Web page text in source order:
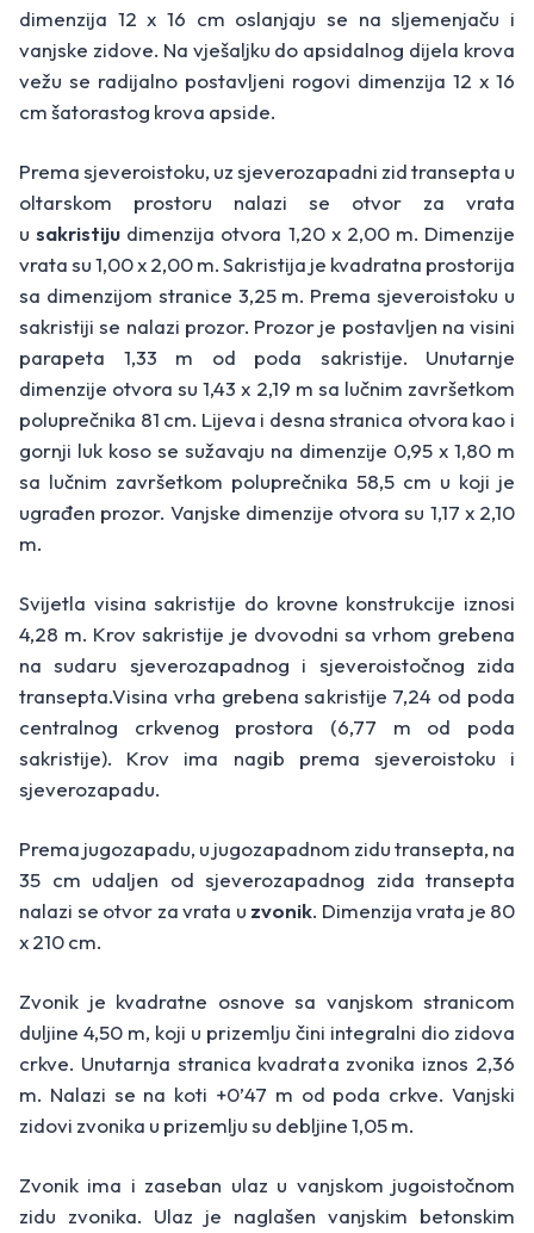
dimenzija 12 x 16 cm oslanjaju se na sljemenjaču i
vanjske zidove. Na vješaljku do apsidalnog dijela krova
vežu se radijalno postavljeni rogovi dimenzija 12 x 16
cm šatorastog krova apside.
Prema sjeveroistoku, uz sjeverozapadni zid transepta u
oltarskom prostoru nalazi se otvor za vrata
usakristiju dimenzija otvora 1,20 x 2,00 m. Dimenzije
vrata su 1,00 x 2,00 m. Sakristija je kvadratna prostorija
sa dimenzijom stranice 3,25 m. Prema sjeveroistoku u
sakristiji se nalazi prozor. Prozor je postavljen na visini
parapeta 1,33 m od poda sakristije. Unutarnje
dimenzije otvora su 1,43 x 2,19 m sa lučnim završetkom
poluprečnika 81 cm. Lijeva i desna stranica otvora kao i
gornji luk koso se sužavaju na dimenzije 0,95 x 1,80 m
sa lučnim završetkom poluprečnika 58,5 cm u koji je
ugrađen prozor. Vanjske dimenzije otvora su 1,17 x 2,10
m.
Svijetla visina sakristije do krovne konstrukcije iznosi
4,28 m. Krov sakristije je dvovodni sa vrhom grebena
na sudaru sjeverozapadnog i sjeveroistočnog zida
transepta.Visina vrha grebena sakristije 7,24 od poda
centralnog crkvenog prostora (6,77 m od poda
sakristije). Krov ima nagib prema sjeveroistoku i
sjeverozapadu.
Prema jugozapadu, u jugozapadnom zidu transepta, na
35 cm udaljen od sjeverozapadnog zida transepta
nalazi se otvor za vrata u zvonik. Dimenzija vrata je 80
x 210 cm.
Zvonik je kvadratne osnove sa vanjskom stranicom
duljine 4,50 m, koji u prizemlju čini integralni dio zidova
crkve. Unutarnja stranica kvadrata zvonika iznos 2,36
m. Nalazi se na koti +0’47 m od poda crkve. Vanjski
zidovi zvonika u prizemlju su debljine 1,05 m.
Zvonik ima i zaseban ulaz u vanjskom jugoistočnom
zidu zvonika. Ulaz je naglašen vanjskim betonskim